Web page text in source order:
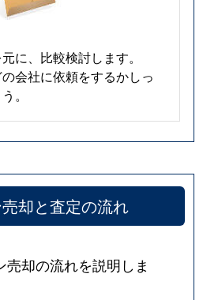
に、比較検討します。
会社に依頼をするかしっ
。
却と査定の流れ
却の流れを説明しま